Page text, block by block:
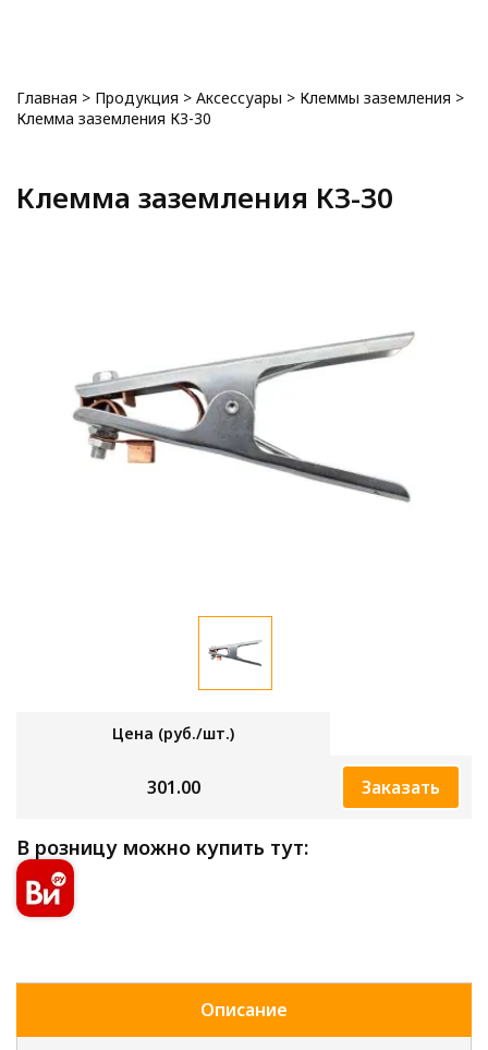
Главная > Продукция > Аксессуары > Клеммы заземления >
Клемма заземления КЗ-30
Клемма заземления КЗ-30
Цена (руб./шт.)
301.00 Заказать
В розницу можно купить тут:
Описание